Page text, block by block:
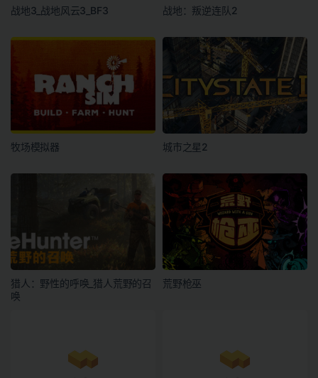
战地3_战地风云3_BF3 战地：叛逆连队2
牧场模拟器 城市之星2
猎人：野性的呼唤_猎人荒野的召
唤
荒野枪巫